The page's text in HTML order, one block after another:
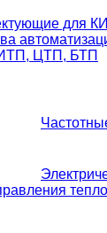
для
ЦТП, БТП